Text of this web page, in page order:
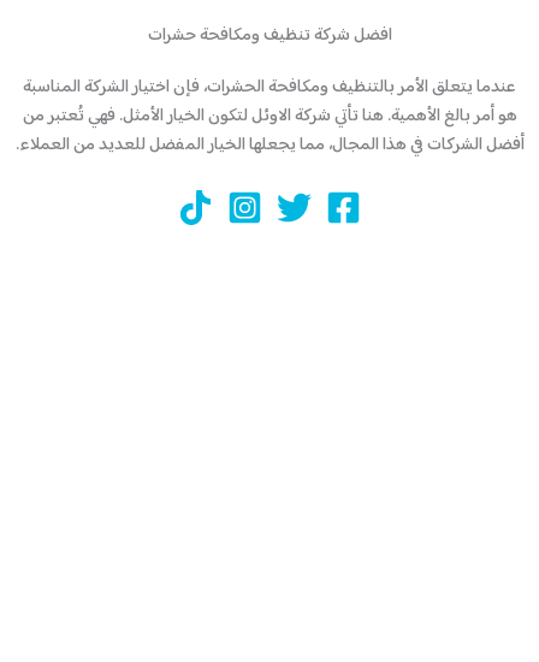
افضل شركة تنظيف ومكافحة حشرات
عندما يتعلق الأمر بالتنظيف ومكافحة الحشرات، فإن اختيار الشركة المناسبة
هو أمر بالغ الأهمية. هنا تأتي شركة الاوئل لتكون الخيار الأمثل. فهي تُعتبر من
أفضل الشركات في هذا المجال، مما يجعلها الخيار المفضل للعديد من العملاء.